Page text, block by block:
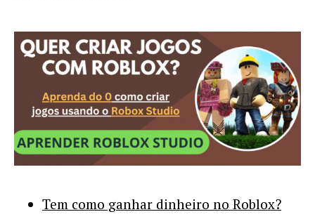
Tem como ganhar dinheiro no Roblox?